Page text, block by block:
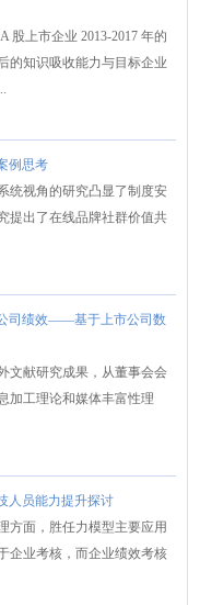
股上市企业 2013-2017 年的
的知识吸收能力与目标企业
例思考
统视角的研究凸显了制度安
提出了在线品牌社群价值共
司绩效——基于上市公司数
文献研究成果，从董事会会
加工理论和媒体丰富性理
人员能力提升探讨
方面，胜任力模型主要应用
企业考核，而企业绩效考核